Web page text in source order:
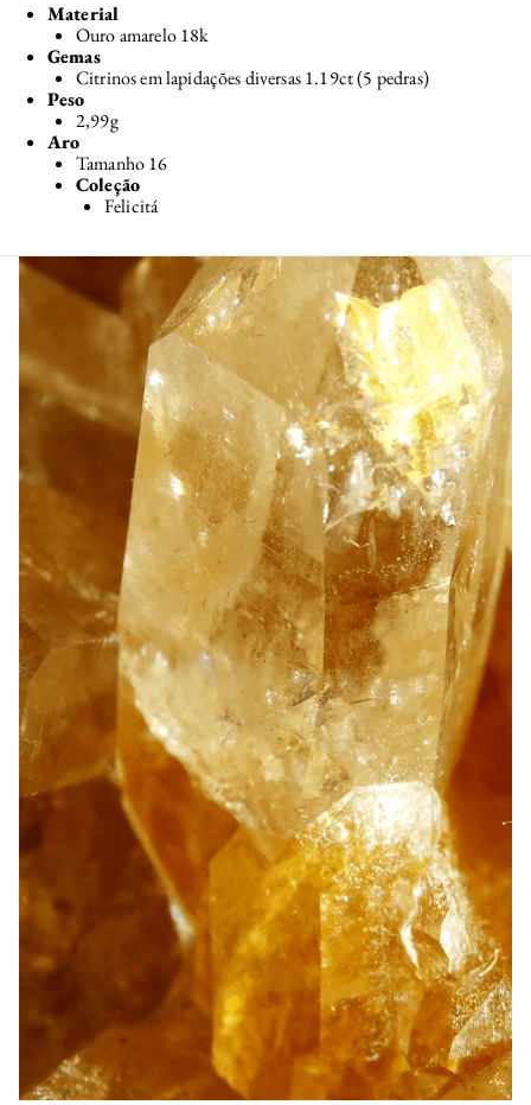
Material
Ouro amarelo 18k
Gemas
Citrinos em lapidações diversas 1.19ct (5 pedras)
Peso
2,99g
Aro
Tamanho 16
Coleção
Felicitá